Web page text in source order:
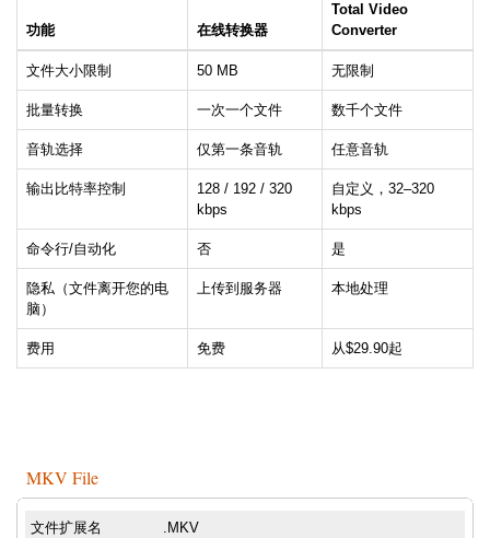
功能 在线转换器
Total Video
Converter
文件大小限制 50 MB 无限制
批量转换 一次一个文件 数千个文件
音轨选择 仅第一条音轨 任意音轨
输出比特率控制
128 / 192 / 320
kbps
自定义，32–320
kbps
命令行/自动化 否 是
隐私（文件离开您的电
脑）
上传到服务器 本地处理
费用 免费 从$29.90起
MKV File
文件扩展名 .MKV